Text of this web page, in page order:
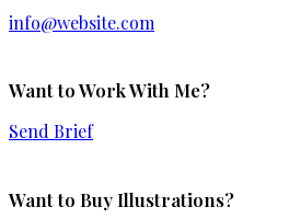
info@website.com
Want to Work With Me?
Send Brief
Want to Buy Illustrations?